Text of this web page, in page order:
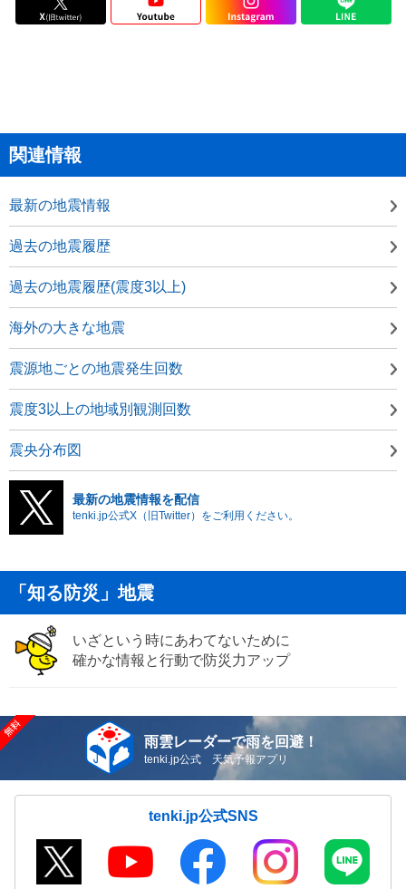
関連情報
最新の地震情報
過去の地震履歴
過去の地震履歴(震度3以上)
海外の大きな地震
震源地ごとの地震発生回数
震度3以上の地域別観測回数
震央分布図
最新の地震情報を配信
tenki.jp公式X（旧Twitter）をご利用ください。
「知る防災」地震
いざという時にあわてないために
確かな情報と行動で防災力アップ
雨雲レーダーで雨を回避！
tenki.jp公式 天気予報アプリ
tenki.jp公式SNS